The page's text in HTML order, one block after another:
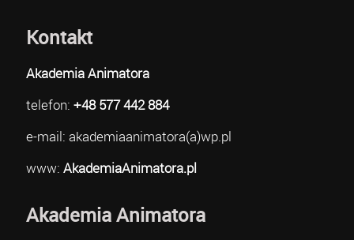
Kontakt
Akademia Animatora
telefon: +48 577 442 884
e-mail: akademiaanimatora(a)wp.pl
www: AkademiaAnimatora.pl
Akademia Animatora